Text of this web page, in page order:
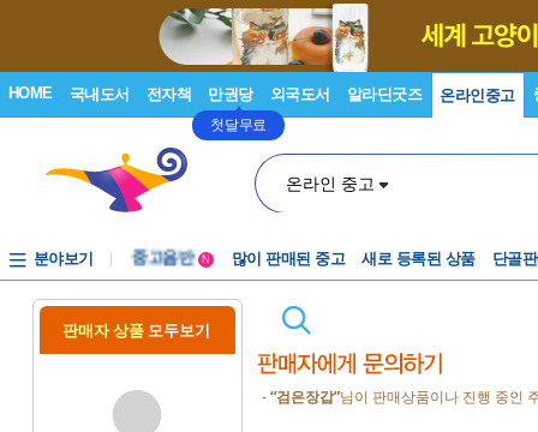
HOME 국내도서 전자책 만권당
첫달무료
외국도서 알라딘굿즈 온라인중고
온라인 중고
분야보기
중고음반
N 많이 판매된 중고 새로 등록된 상품 단골
판매자 상품 모두보기
-“검은장갑”님이 판매상품이나 진행 중인